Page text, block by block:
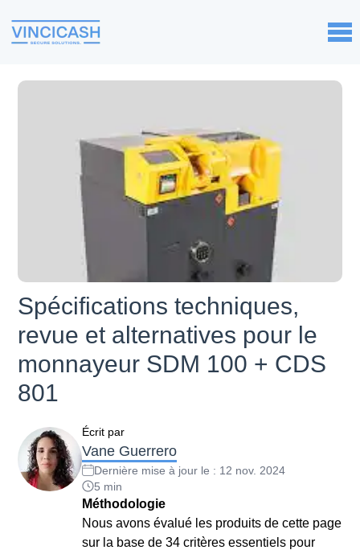
Spécifications techniques,
revue et alternatives pour le
monnayeur SDM 100 + CDS
801
Écrit par
Vane Guerrero
Dernière mise à jour le : 12 nov. 2024
5 min
Méthodologie
Nous avons évalué les produits de cette page
sur la base de 34 critères essentiels pour